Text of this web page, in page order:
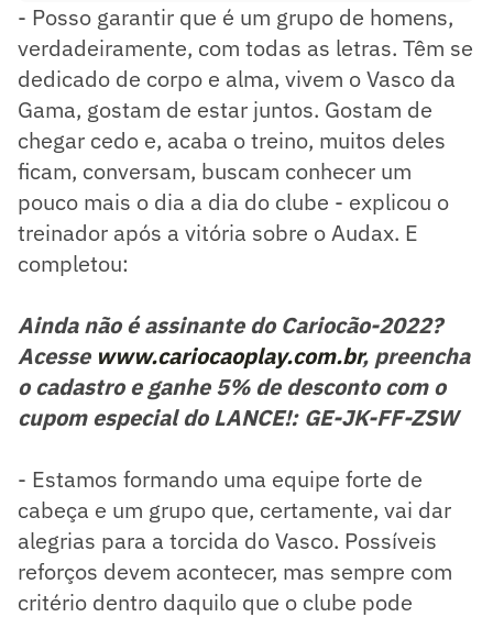
- Posso garantir que é um grupo de homens,
verdadeiramente, com todas as letras. Têm se
dedicado de corpo e alma, vivem o Vasco da
Gama, gostam de estar juntos. Gostam de
chegar cedo e, acaba o treino, muitos deles
ficam, conversam, buscam conhecer um
pouco mais o dia a dia do clube - explicou o
treinador após a vitória sobre o Audax. E
completou:
Ainda não é assinante do Cariocão-2022?
Acesse www.cariocaoplay.com.br, preencha
o cadastro e ganhe 5% de desconto com o
cupom especial do LANCE!: GE-JK-FF-ZSW
- Estamos formando uma equipe forte de
cabeça e um grupo que, certamente, vai dar
alegrias para a torcida do Vasco. Possíveis
reforços devem acontecer, mas sempre com
critério dentro daquilo que o clube pode